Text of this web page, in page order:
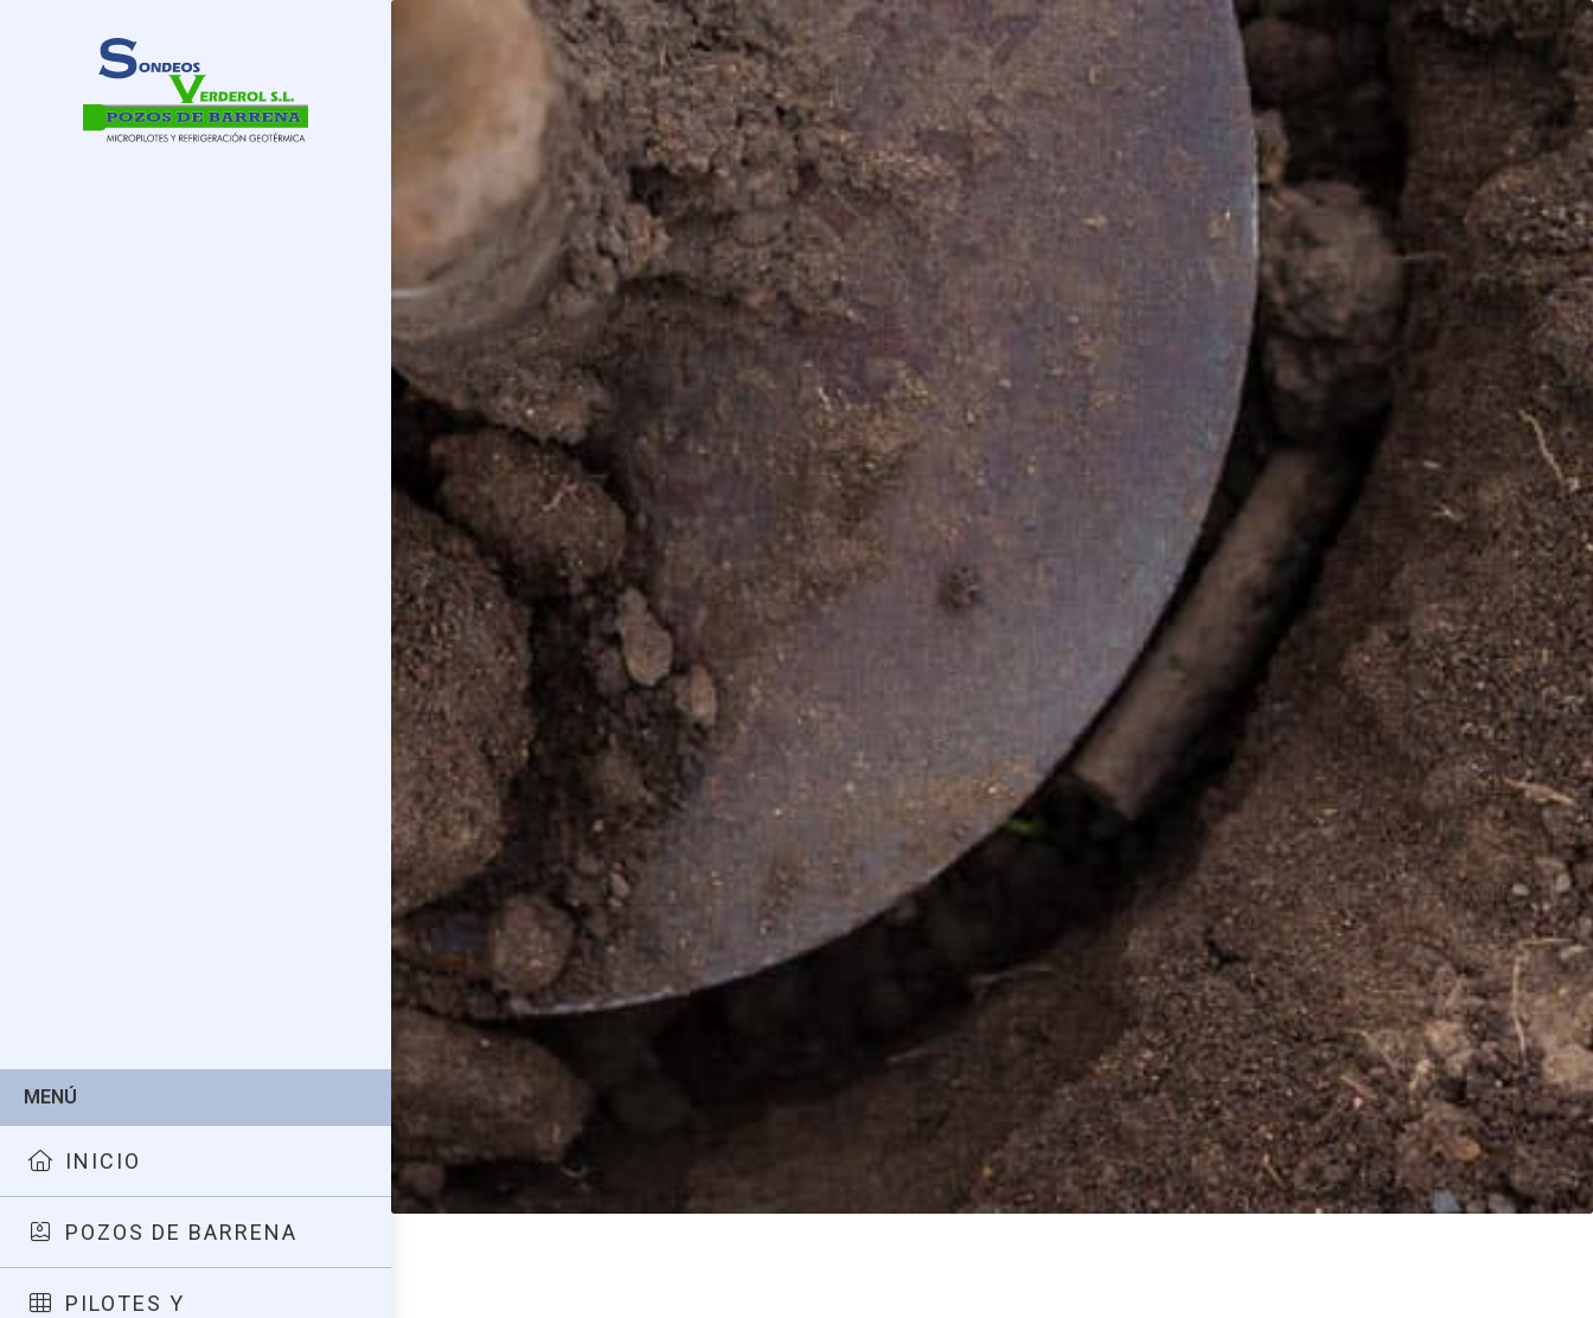
MENÚ
INICIO
POZOS DE BARRENA
PILOTES Y